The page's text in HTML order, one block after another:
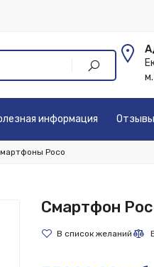
информация Отзывы
Poco
Смартфон